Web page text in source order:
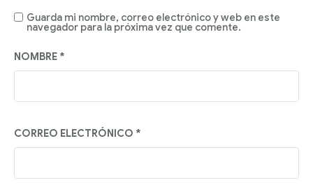
NOMBRE *
CORREO ELECTRÓNICO *
Guarda mi nombre, correo electrónico y web en este
navegador para la próxima vez que comente.